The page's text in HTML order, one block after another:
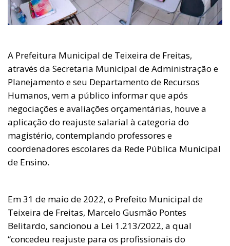
A Prefeitura Municipal de Teixeira de Freitas,
através da Secretaria Municipal de Administração e
Planejamento e seu Departamento de Recursos
Humanos, vem a público informar que após
negociações e avaliações orçamentárias, houve a
aplicação do reajuste salarial à categoria do
magistério, contemplando professores e
coordenadores escolares da Rede Pública Municipal
de Ensino.
Em 31 de maio de 2022, o Prefeito Municipal de
Teixeira de Freitas, Marcelo Gusmão Pontes
Belitardo, sancionou a Lei 1.213/2022, a qual
“concedeu reajuste para os profissionais do